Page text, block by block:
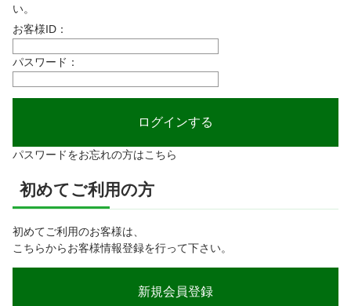
い。
お客様ID：
パスワード：
パスワードをお忘れの方はこちら
初めてご利用の方
初めてご利用のお客様は、
こちらからお客様情報登録を行って下さい。